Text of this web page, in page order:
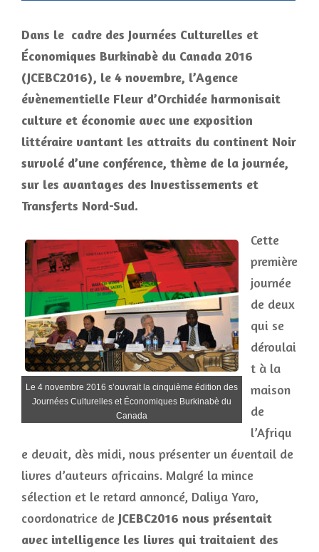
Dans le cadre des Journées Culturelles et
Économiques Burkinabè du Canada 2016
(JCEBC2016), le 4 novembre, l’Agence
évènementielle Fleur d’Orchidée harmonisait
culture et économie avec une exposition
littéraire vantant les attraits du continent Noir
survolé d’une conférence, thème de la journée,
sur les avantages des Investissements et
Transferts Nord-Sud.
Le 4 novembre 2016 s’ouvrait la cinquième édition des
Journées Culturelles et Économiques Burkinabè du
Canada
Cette
première
journée
de deux
qui se
déroulai
t à la
maison
de
l’Afriqu
e devait, dès midi, nous présenter un éventail de
livres d’auteurs africains. Malgré la mince
sélection et le retard annoncé, Daliya Yaro,
coordonatrice de JCEBC2016 nous présentait
avec intelligence les livres qui traitaient des